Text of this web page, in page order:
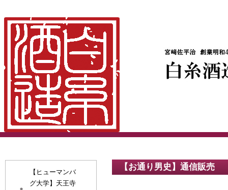
【お通り男史】通信販売
【ヒューマンバ
グ大学】天王寺